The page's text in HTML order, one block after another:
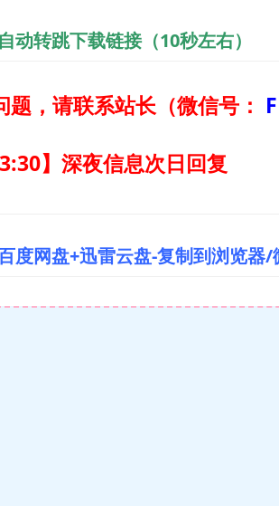
动转跳下载链接（10秒左右）
题，请联系站长（微信号：
】深夜信息次日回复
度网盘+迅雷云盘-复制到浏览